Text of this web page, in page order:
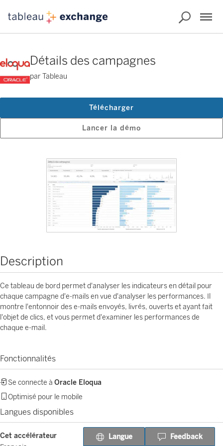
Détails des campagnes
par Tableau
Lancer la démo
Télécharger
Description
Ce tableau de bord permet d'analyser les indicateurs en détail pour
chaque campagne d'e-mails en vue d'analyser les performances. Il
montre l'entonnoir des e-mails envoyés, livrés, ouverts et ayant fait
l'objet de clics, et vous permet d'examiner les performances de
chaque e-mail.
Fonctionnalités
Se connecte à Oracle Eloqua
Optimisé pour le mobile
Langues disponibles
Cet accélérateur
Langue Feedback